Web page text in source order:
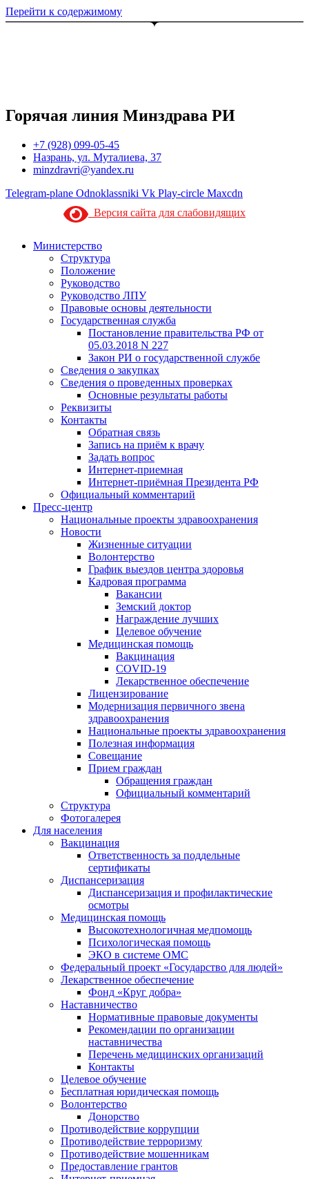
Перейти к содержимому
Горячая линия Минздрава РИ
+7 (928) 099-05-45
Назрань, ул. Муталиева, 37
minzdravri@yandex.ru
Telegram-plane Odnoklassniki Vk Play-circle Maxcdn
Версия сайта для слабовидящих
Министерство
Структура
Положение
Руководство
Руководство ЛПУ
Правовые основы деятельности
Государственная служба
Постановление правительства РФ от
05.03.2018 N 227
Закон РИ о государственной службе
Сведения о закупках
Сведения о проведенных проверках
Основные результаты работы
Реквизиты
Контакты
Обратная связь
Запись на приём к врачу
Задать вопрос
Интернет-приемная
Интернет-приёмная Президента РФ
Официальный комментарий
Пресс-центр
Национальные проекты здравоохранения
Новости
Жизненные ситуации
Волонтерство
График выездов центра здоровья
Кадровая программа
Вакансии
Земский доктор
Награждение лучших
Целевое обучение
Медицинская помощь
Вакцинация
COVID-19
Лекарственное обеспечение
Лицензирование
Модернизация первичного звена
здравоохранения
Национальные проекты здравоохранения
Полезная информация
Совещание
Прием граждан
Обращения граждан
Официальный комментарий
Структура
Фотогалерея
Для населения
Вакцинация
Ответственность за поддельные
сертификаты
Диспансеризация
Диспансеризация и профилактические
осмотры
Медицинская помощь
Высокотехнологичная медпомощь
Психологическая помощь
ЭКО в системе ОМС
Федеральный проект «Государство для людей»
Лекарственное обеспечение
Фонд «Круг добра»
Наставничество
Нормативные правовые документы
Рекомендации по организации
наставничества
Перечень медицинских организаций
Контакты
Целевое обучение
Бесплатная юридическая помощь
Волонтерство
Донорство
Противодействие коррупции
Противодействие терроризму
Противодействие мошенникам
Предоставление грантов